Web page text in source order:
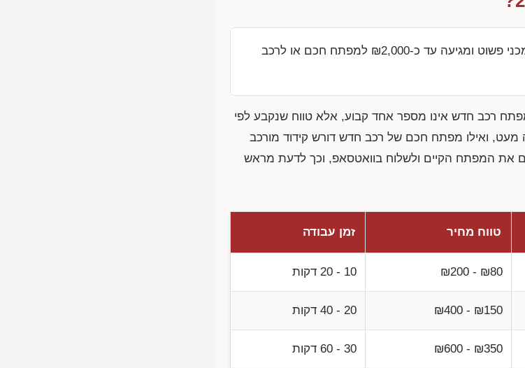
עלות שכפול מפתח לרכב ב-2026 מתחילה ב-₪80 למפתח מכני פשוט ומגיעה עד כ-₪2,000 למפתח חכם או לרכב
רכב חדש אינו מספר אחד קבוע, אלא טווח שנקבע לפי
ואילו מפתח חכם של רכב חדש דורש קידוד מורכב
את המפתח הקיים ולשלוח בוואטסאפ, וכך לדעת מראש
טווח מחיר זמן עבודה
₪200 - ₪80
20 - 10 דקות
₪400 - ₪150
40 - 20 דקות
₪600 - ₪350
60 - 30 דקות